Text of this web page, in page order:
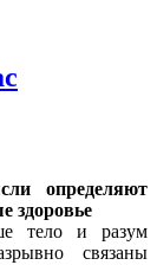
определяют
здоровье
тело и разум
связаны